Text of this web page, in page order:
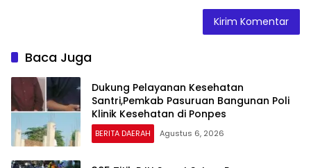
Baca Juga
Dukung Pelayanan Kesehatan
Santri,Pemkab Pasuruan Bangunan Poli
Klinik Kesehatan di Ponpes
BERITA DAERAH Agustus 6, 2026